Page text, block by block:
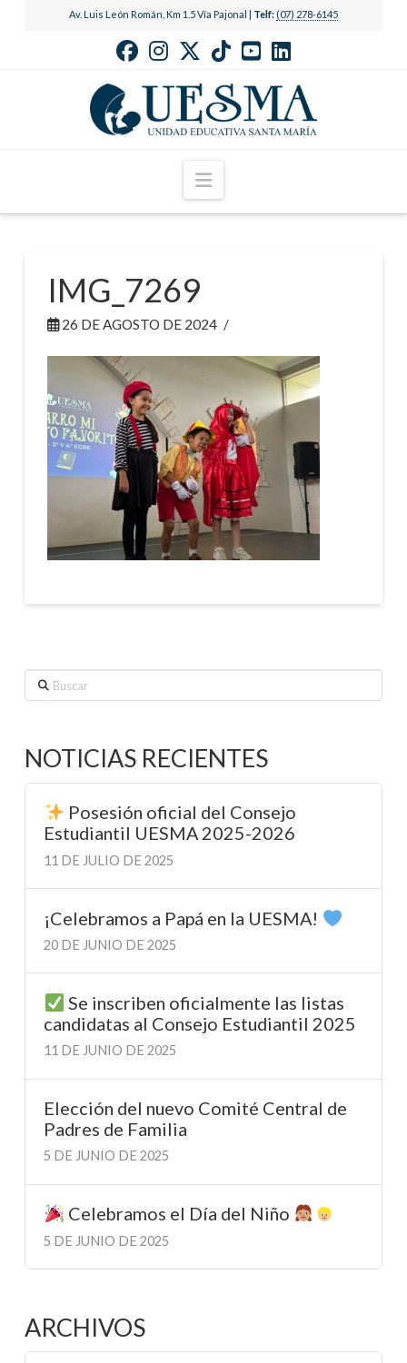
Av. Luis León Román, Km 1.5 Vía Pajonal | Telf: (07) 278-6145
Navigation
IMG_7269
26 DE AGOSTO DE 2024
Buscar
NOTICIAS RECIENTES
Posesión oficial del Consejo
Estudiantil UESMA 2025-2026
11 DE JULIO DE 2025
¡Celebramos a Papá en la UESMA!
20 DE JUNIO DE 2025
Se inscriben oficialmente las listas
candidatas al Consejo Estudiantil 2025
11 DE JUNIO DE 2025
Elección del nuevo Comité Central de
Padres de Familia
5 DE JUNIO DE 2025
Celebramos el Día del Niño
5 DE JUNIO DE 2025
ARCHIVOS